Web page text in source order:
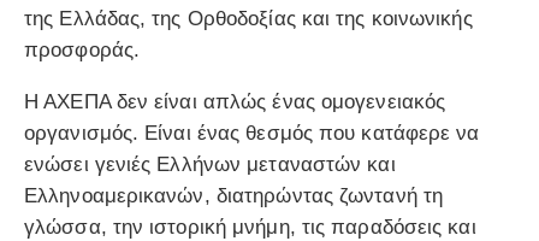
της Ελλάδας, της Ορθοδοξίας και της κοινωνικής
προσφοράς.
Η ΑΧΕΠΑ δεν είναι απλώς ένας ομογενειακός
οργανισμός. Είναι ένας θεσμός που κατάφερε να
ενώσει γενιές Ελλήνων μεταναστών και
Ελληνοαμερικανών, διατηρώντας ζωντανή τη
γλώσσα, την ιστορική μνήμη, τις παραδόσεις και